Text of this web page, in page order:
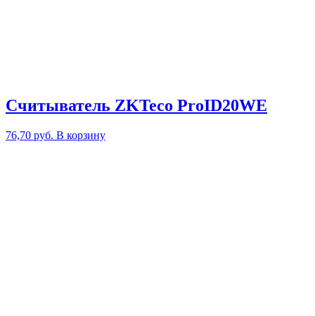
Cчитыватель ZKTeco ProID20WE
76,70 руб. В корзину